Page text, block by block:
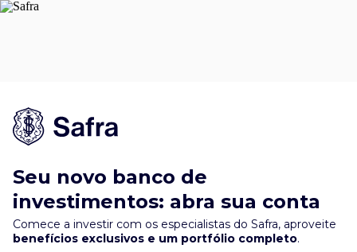
Seu novo banco de
investimentos: abra sua conta
Comece a investir com os especialistas do Safra, aproveite
benefícios exclusivos e um portfólio completo.